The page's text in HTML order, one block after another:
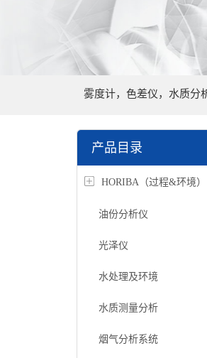
雾度计，色差仪，水质分
产品目录
HORIBA（过程&环境）
油份分析仪
光泽仪
水处理及环境
水质测量分析
烟气分析系统